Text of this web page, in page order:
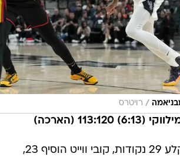
/ רויטרס
ניקולה ווצ'ביץ' קלע 29 נקודות, קובי ווייט הוסיף 23,